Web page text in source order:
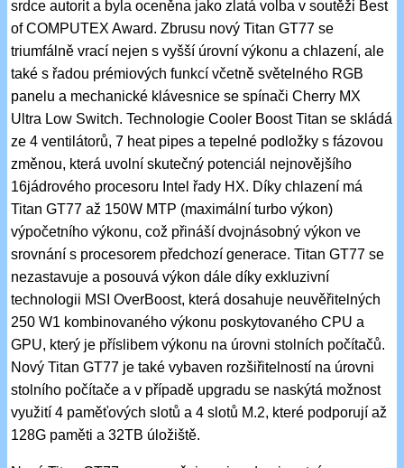
srdce autorit a byla oceněna jako zlatá volba v soutěži Best
of COMPUTEX Award. Zbrusu nový Titan GT77 se
triumfálně vrací nejen s vyšší úrovní výkonu a chlazení, ale
také s řadou prémiových funkcí včetně světelného RGB
panelu a mechanické klávesnice se spínači Cherry MX
Ultra Low Switch. Technologie Cooler Boost Titan se skládá
ze 4 ventilátorů, 7 heat pipes a tepelné podložky s fázovou
změnou, která uvolní skutečný potenciál nejnovějšího
16jádrového procesoru Intel řady HX. Díky chlazení má
Titan GT77 až 150W MTP (maximální turbo výkon)
výpočetního výkonu, což přináší dvojnásobný výkon ve
srovnání s procesorem předchozí generace. Titan GT77 se
nezastavuje a posouvá výkon dále díky exkluzivní
technologii MSI OverBoost, která dosahuje neuvěřitelných
250 W1 kombinovaného výkonu poskytovaného CPU a
GPU, který je příslibem výkonu na úrovni stolních počítačů.
Nový Titan GT77 je také vybaven rozšiřitelností na úrovni
stolního počítače a v případě upgradu se naskýtá možnost
využití 4 paměťových slotů a 4 slotů M.2, které podporují až
128G paměti a 32TB úložiště.